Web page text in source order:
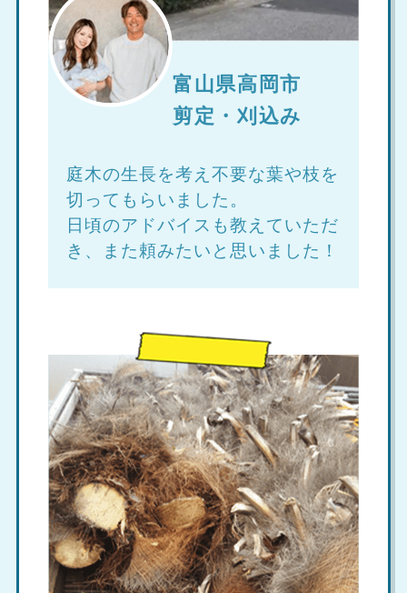
富山県高岡市
剪定・刈込み
庭木の生長を考え不要な葉や枝を
切ってもらいました。
日頃のアドバイスも教えていただ
き、また頼みたいと思いました！